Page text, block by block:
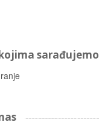
sarađujemo